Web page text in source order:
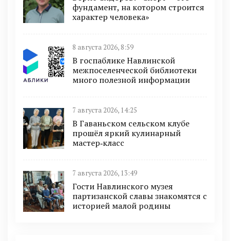
фундамент, на котором строится
характер человека»
8 августа 2026, 8:59
В госпаблике Навлинской
межпоселенческой библиотеки
много полезной информации
7 августа 2026, 14:25
В Гаваньском сельском клубе
прошёл яркий кулинарный
мастер‑класс
7 августа 2026, 13:49
Гости Навлинского музея
партизанской славы знакомятся с
историей малой родины